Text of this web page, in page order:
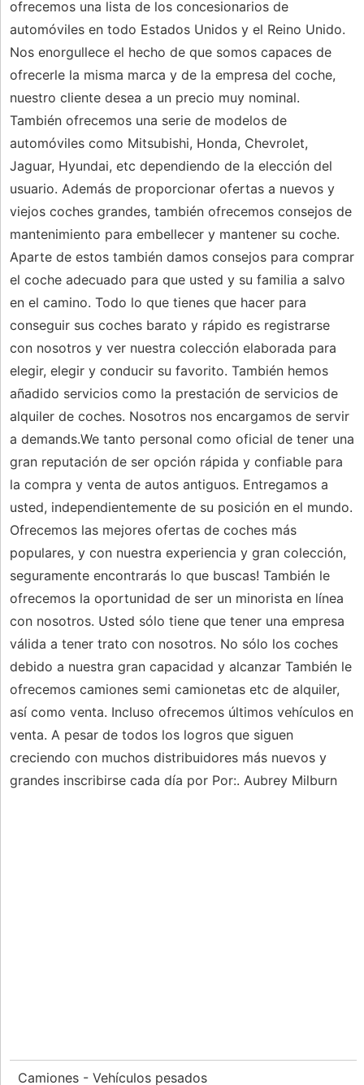
ofrecemos una lista de los concesionarios de
automóviles en todo Estados Unidos y el Reino Unido.
Nos enorgullece el hecho de que somos capaces de
ofrecerle la misma marca y de la empresa del coche,
nuestro cliente desea a un precio muy nominal.
También ofrecemos una serie de modelos de
automóviles como Mitsubishi, Honda, Chevrolet,
Jaguar, Hyundai, etc dependiendo de la elección del
usuario. Además de proporcionar ofertas a nuevos y
viejos coches grandes, también ofrecemos consejos de
mantenimiento para embellecer y mantener su coche.
Aparte de estos también damos consejos para comprar
el coche adecuado para que usted y su familia a salvo
en el camino. Todo lo que tienes que hacer para
conseguir sus coches barato y rápido es registrarse
con nosotros y ver nuestra colección elaborada para
elegir, elegir y conducir su favorito. También hemos
añadido servicios como la prestación de servicios de
alquiler de coches. Nosotros nos encargamos de servir
a demands.We tanto personal como oficial de tener una
gran reputación de ser opción rápida y confiable para
la compra y venta de autos antiguos. Entregamos a
usted, independientemente de su posición en el mundo.
Ofrecemos las mejores ofertas de coches más
populares, y con nuestra experiencia y gran colección,
seguramente encontrarás lo que buscas! También le
ofrecemos la oportunidad de ser un minorista en línea
con nosotros. Usted sólo tiene que tener una empresa
válida a tener trato con nosotros. No sólo los coches
debido a nuestra gran capacidad y alcanzar También le
ofrecemos camiones semi camionetas etc de alquiler,
así como venta. Incluso ofrecemos últimos vehículos en
venta. A pesar de todos los logros que siguen
creciendo con muchos distribuidores más nuevos y
grandes inscribirse cada día por Por:. Aubrey Milburn
Camiones - Vehículos pesados ​​